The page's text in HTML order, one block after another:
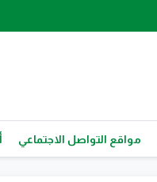
مواقع التواصل الاجتماعي